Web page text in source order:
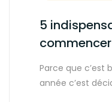
5
Parce que
année c’est